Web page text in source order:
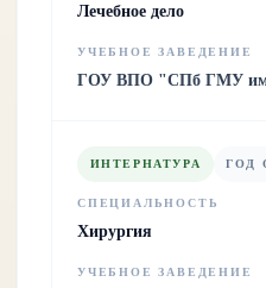
Лечебное дело
УЧЕБНОЕ ЗАВЕДЕНИЕ
ГОУ ВПО "СПб ГМУ
ИНТЕРНАТУРА ГОД
СПЕЦИАЛЬНОСТЬ
Хирургия
УЧЕБНОЕ ЗАВЕДЕНИЕ